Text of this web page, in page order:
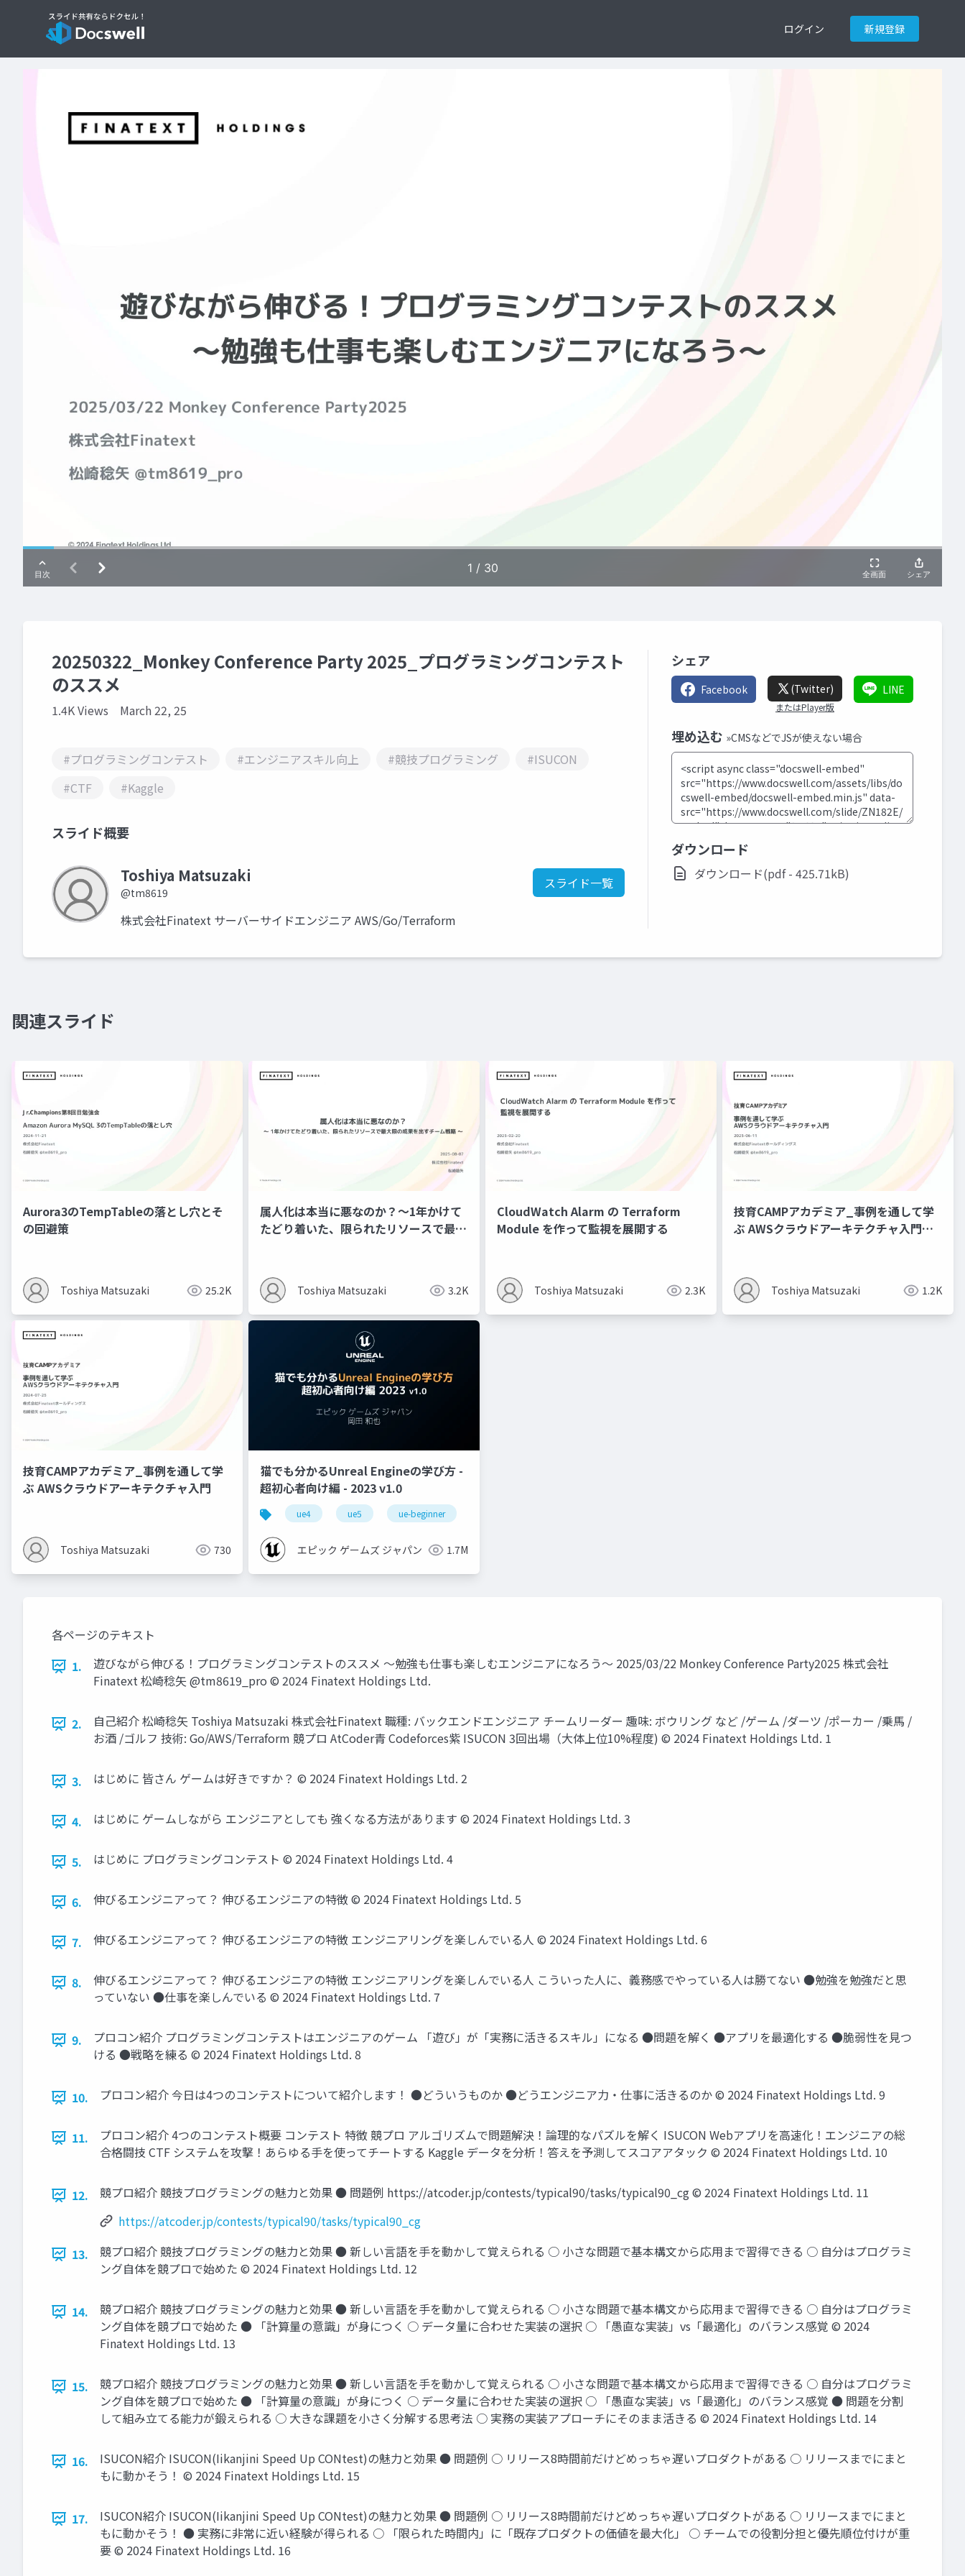
ログイン 新規登録
20250322_Monkey Conference Party 2025_プログラミングコンテスト
のススメ
1.4K Views March 22, 25
#プログラミングコンテスト #エンジニアスキル向上 #競技プログラミング
#ISUCON
#CTF
#Kaggle
スライド概要
Toshiya Matsuzaki
@tm8619
スライド一覧
株式会社Finatext サーバーサイドエンジニア AWS/Go/Terraform
シェア
Facebook (Twitter)
またはPlayer版
LINE
埋め込む »CMSなどでJSが使えない場合
ダウンロード
ダウンロード(pdf - 425.71kB)
関連スライド
Aurora3のTempTableの落とし穴とそ
の回避策
Toshiya Matsuzaki 25.2K
属人化は本当に悪なのか？〜1年かけて
たどり着いた、限られたリソースで最大
Toshiya Matsuzaki 3.2K
CloudWatch Alarm の Terraform
Module を作って監視を展開する
Toshiya Matsuzaki 2.3K
技育CAMPアカデミア_事例を通して学
ぶ AWSクラウドアーキテクチャ入門
Toshiya Matsuzaki 1.2K
技育CAMPアカデミア_事例を通して学
ぶ AWSクラウドアーキテクチャ入門
Toshiya Matsuzaki 730
猫でも分かるUnreal Engineの学び方 -
超初心者向け編 - 2023 v1.0
ue4 ue5 ue-beginner
エピック ゲームズ ジャパン 1.7M
各ページのテキスト
1.
遊びながら伸びる！プログラミングコンテストのススメ 〜勉強も仕事も楽しむエンジニアになろう〜 2025/03/22 Monkey Conference Party2025 株式会社
Finatext 松崎稔矢 @tm8619_pro © 2024 Finatext Holdings Ltd.
2.
自己紹介 松崎稔矢 Toshiya Matsuzaki 株式会社Finatext 職種: バックエンドエンジニア チームリーダー 趣味: ボウリング など /ゲーム /ダーツ /ポーカー /乗馬 /
お酒 /ゴルフ 技術: Go/AWS/Terraform 競プロ AtCoder青 Codeforces紫 ISUCON 3回出場（大体上位10%程度) © 2024 Finatext Holdings Ltd. 1
3. はじめに 皆さん ゲームは好きですか？ © 2024 Finatext Holdings Ltd. 2
4. はじめに ゲームしながら エンジニアとしても 強くなる方法があります © 2024 Finatext Holdings Ltd. 3
5. はじめに プログラミングコンテスト © 2024 Finatext Holdings Ltd. 4
6. 伸びるエンジニアって？ 伸びるエンジニアの特徴 © 2024 Finatext Holdings Ltd. 5
7. 伸びるエンジニアって？ 伸びるエンジニアの特徴 エンジニアリングを楽しんでいる人 © 2024 Finatext Holdings Ltd. 6
8.
伸びるエンジニアって？ 伸びるエンジニアの特徴 エンジニアリングを楽しんでいる人 こういった人に、義務感でやっている人は勝てない ●勉強を勉強だと思
っていない ●仕事を楽しんでいる © 2024 Finatext Holdings Ltd. 7
9.
プロコン紹介 プログラミングコンテストはエンジニアのゲーム 「遊び」が「実務に活きるスキル」になる ●問題を解く ●アプリを最適化する ●脆弱性を見つ
ける ●戦略を練る © 2024 Finatext Holdings Ltd. 8
10. プロコン紹介 今日は4つのコンテストについて紹介します！ ●どういうものか ●どうエンジニア力・仕事に活きるのか © 2024 Finatext Holdings Ltd. 9
11.
プロコン紹介 4つのコンテスト概要 コンテスト 特徴 競プロ アルゴリズムで問題解決！論理的なパズルを解く ISUCON Webアプリを高速化！エンジニアの総
合格闘技 CTF システムを攻撃！あらゆる手を使ってチートする Kaggle データを分析！答えを予測してスコアアタック © 2024 Finatext Holdings Ltd. 10
12.
競プロ紹介 競技プログラミングの魅力と効果 ● 問題例 https://atcoder.jp/contests/typical90/tasks/typical90_cg © 2024 Finatext Holdings Ltd. 11
https://atcoder.jp/contests/typical90/tasks/typical90_cg
13.
競プロ紹介 競技プログラミングの魅力と効果 ● 新しい言語を手を動かして覚えられる ○ 小さな問題で基本構文から応用まで習得できる ○ 自分はプログラミ
ング自体を競プロで始めた © 2024 Finatext Holdings Ltd. 12
14.
競プロ紹介 競技プログラミングの魅力と効果 ● 新しい言語を手を動かして覚えられる ○ 小さな問題で基本構文から応用まで習得できる ○ 自分はプログラミ
ング自体を競プロで始めた ● 「計算量の意識」が身につく ○ データ量に合わせた実装の選択 ○ 「愚直な実装」vs「最適化」のバランス感覚 © 2024
Finatext Holdings Ltd. 13
15.
競プロ紹介 競技プログラミングの魅力と効果 ● 新しい言語を手を動かして覚えられる ○ 小さな問題で基本構文から応用まで習得できる ○ 自分はプログラミ
ング自体を競プロで始めた ● 「計算量の意識」が身につく ○ データ量に合わせた実装の選択 ○ 「愚直な実装」vs「最適化」のバランス感覚 ● 問題を分割
して組み立てる能力が鍛えられる ○ 大きな課題を小さく分解する思考法 ○ 実務の実装アプローチにそのまま活きる © 2024 Finatext Holdings Ltd. 14
16.
ISUCON紹介 ISUCON(Iikanjini Speed Up CONtest)の魅力と効果 ● 問題例 ○ リリース8時間前だけどめっちゃ遅いプロダクトがある ○ リリースまでにまと
もに動かそう！ © 2024 Finatext Holdings Ltd. 15
17.
ISUCON紹介 ISUCON(Iikanjini Speed Up CONtest)の魅力と効果 ● 問題例 ○ リリース8時間前だけどめっちゃ遅いプロダクトがある ○ リリースまでにまと
もに動かそう！ ● 実務に非常に近い経験が得られる ○ 「限られた時間内」に「既存プロダクトの価値を最大化」 ○ チームでの役割分担と優先順位付けが重
要 © 2024 Finatext Holdings Ltd. 16